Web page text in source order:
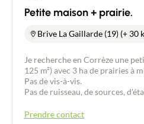
Estimer/
Acheter
Recrutement
Actualités
Petite maison + prairie.
Brive La Gaillarde (19) (+ 30
Je recherche en Corrèze une
125 m²) avec 3 ha de prairies à
Pas de vis-à-vis.
Pas de ruisseau, de sources,
Prendre contact